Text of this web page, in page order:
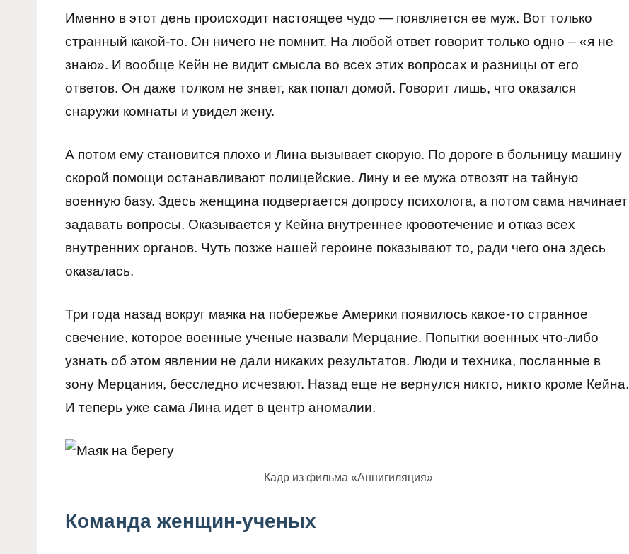
Именно в этот день происходит настоящее чудо — появляется ее муж. Вот только
странный какой-то. Он ничего не помнит. На любой ответ говорит только одно – «я не
знаю». И вообще Кейн не видит смысла во всех этих вопросах и разницы от его
ответов. Он даже толком не знает, как попал домой. Говорит лишь, что оказался
снаружи комнаты и увидел жену.
А потом ему становится плохо и Лина вызывает скорую. По дороге в больницу машину
скорой помощи останавливают полицейские. Лину и ее мужа отвозят на тайную
военную базу. Здесь женщина подвергается допросу психолога, а потом сама начинает
задавать вопросы. Оказывается у Кейна внутреннее кровотечение и отказ всех
внутренних органов. Чуть позже нашей героине показывают то, ради чего она здесь
оказалась.
Три года назад вокруг маяка на побережье Америки появилось какое-то странное
свечение, которое военные ученые назвали Мерцание. Попытки военных что-либо
узнать об этом явлении не дали никаких результатов. Люди и техника, посланные в
зону Мерцания, бесследно исчезают. Назад еще не вернулся никто, никто кроме Кейна.
И теперь уже сама Лина идет в центр аномалии.
Кадр из фильма «Аннигиляция»
Команда женщин-ученых